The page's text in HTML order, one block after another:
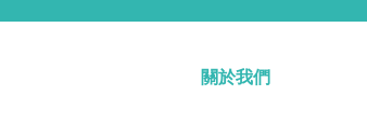
關於我們